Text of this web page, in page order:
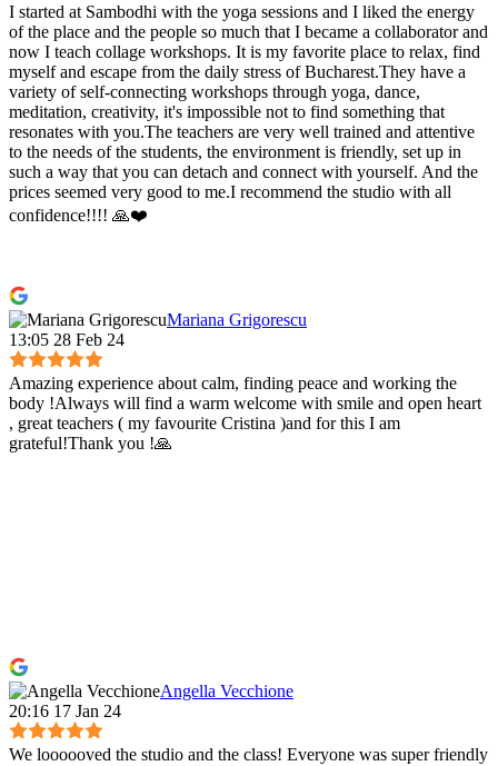
I started at Sambodhi with the yoga sessions and I liked the energy
of the place and the people so much that I became a collaborator and
now I teach collage workshops. It is my favorite place to relax, find
myself and escape from the daily stress of Bucharest.They have a
variety of self-connecting workshops through yoga, dance,
meditation, creativity, it's impossible not to find something that
resonates with you.The teachers are very well trained and attentive
to the needs of the students, the environment is friendly, set up in
such a way that you can detach and connect with yourself. And the
prices seemed very good to me.I recommend the studio with all
confidence!!!! 🙏❤️
Mariana Grigorescu
13:05 28 Feb 24
Amazing experience about calm, finding peace and working the
body !Always will find a warm welcome with smile and open heart
, great teachers ( my favourite Cristina )and for this I am
grateful!Thank you !🙏
Angella Vecchione
20:16 17 Jan 24
We loooooved the studio and the class! Everyone was super friendly